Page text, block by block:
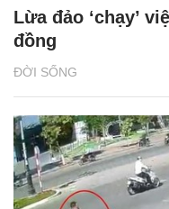
ĐỜI SỐNG
Lừa đảo ‘chạy’
đồng